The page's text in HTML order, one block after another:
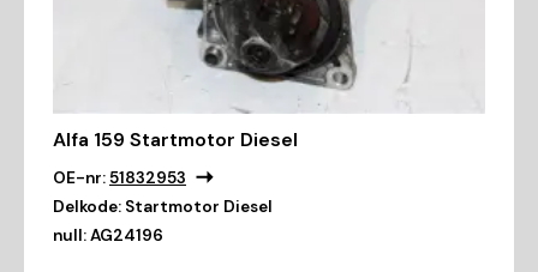
Alfa 159 Startmotor Diesel
OE-nr:51832953
Delkode: Startmotor Diesel
null:AG24196